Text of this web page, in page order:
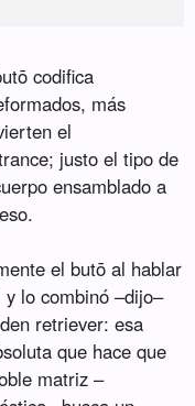
codifica
más
el
justo el tipo de
ensamblado a
el butō al hablar
y lo combinó –dijo–
retriever: esa
que hace que
matriz –